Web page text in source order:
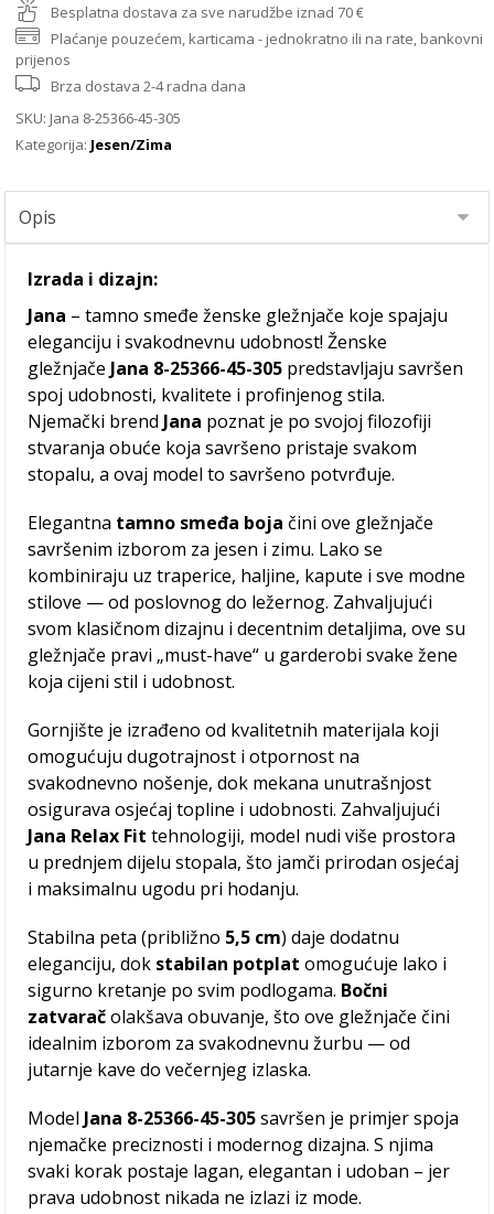
Besplatna dostava za sve narudžbe iznad 70 €
Plaćanje pouzećem, karticama - jednokratno ili na rate, bankovni
prijenos
Brza dostava 2-4 radna dana
SKU: Jana 8-25366-45-305
Kategorija: Jesen/Zima
Izrada i dizajn:
Jana – tamno smeđe ženske gležnjače koje spajaju
eleganciju i svakodnevnu udobnost! Ženske
gležnjače Jana 8-25366-45-305 predstavljaju savršen
spoj udobnosti, kvalitete i profinjenog stila.
Njemački brend Jana poznat je po svojoj filozofiji
stvaranja obuće koja savršeno pristaje svakom
stopalu, a ovaj model to savršeno potvrđuje.
Elegantna tamno smeđa boja čini ove gležnjače
savršenim izborom za jesen i zimu. Lako se
kombiniraju uz traperice, haljine, kapute i sve modne
stilove — od poslovnog do ležernog. Zahvaljujući
svom klasičnom dizajnu i decentnim detaljima, ove su
gležnjače pravi „must-have“ u garderobi svake žene
koja cijeni stil i udobnost.
Gornjište je izrađeno od kvalitetnih materijala koji
omogućuju dugotrajnost i otpornost na
svakodnevno nošenje, dok mekana unutrašnjost
osigurava osjećaj topline i udobnosti. Zahvaljujući
Jana Relax Fit tehnologiji, model nudi više prostora
u prednjem dijelu stopala, što jamči prirodan osjećaj
i maksimalnu ugodu pri hodanju.
Stabilna peta (približno 5,5 cm) daje dodatnu
eleganciju, dok stabilan potplat omogućuje lako i
sigurno kretanje po svim podlogama. Bočni
zatvaračolakšava obuvanje, što ove gležnjače čini
idealnim izborom za svakodnevnu žurbu — od
jutarnje kave do večernjeg izlaska.
Model Jana 8-25366-45-305savršen je primjer spoja
njemačke preciznosti i modernog dizajna. S njima
svaki korak postaje lagan, elegantan i udoban – jer
prava udobnost nikada ne izlazi iz mode.